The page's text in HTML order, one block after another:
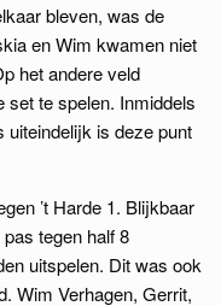
bleven, was de
en Wim kwamen niet
het andere veld
set te spelen. Inmiddels
uiteindelijk is deze punt
’t Harde 1. Blijkbaar
tegen half 8
uitspelen. Dit was ook
Wim Verhagen, Gerrit,